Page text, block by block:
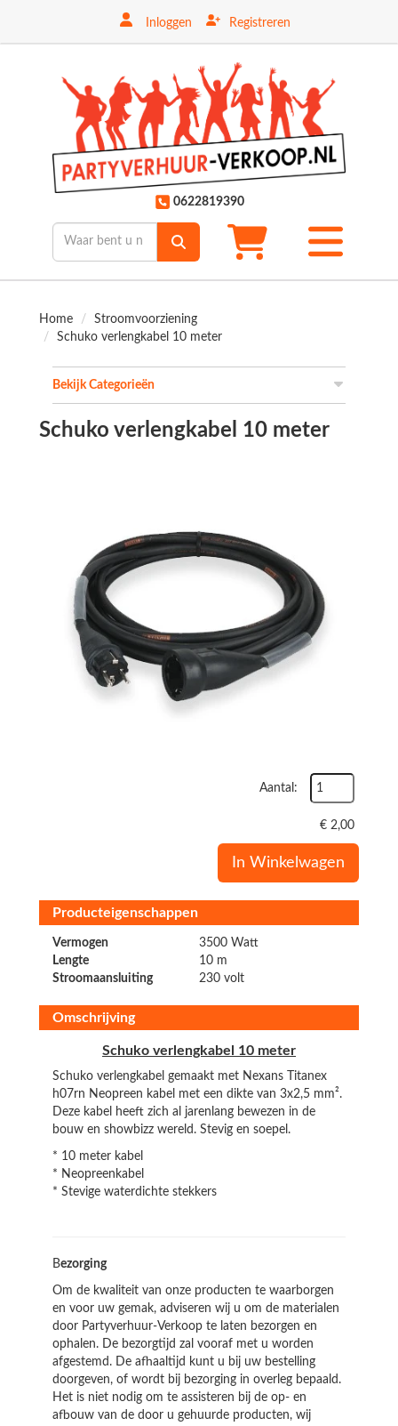
Inloggen Registreren
0622819390
Toggle
menu
Home
Stroomvoorziening
Schuko verlengkabel 10 meter
Bekijk Categorieën
Schuko verlengkabel 10 meter
Aantal:
€ 2,00
In Winkelwagen
Producteigenschappen
Vermogen
3500 Watt
Lengte
10 m
Stroomaansluiting
230 volt
Omschrijving
Schuko verlengkabel 10 meter
Schuko verlengkabel gemaakt met Nexans Titanex
h07rn Neopreen kabel met een dikte van 3x2,5 mm².
Deze kabel heeft zich al jarenlang bewezen in de
bouw en showbizz wereld. Stevig en soepel.
* 10 meter kabel
* Neopreenkabel
* Stevige waterdichte stekkers
Bezorging
Om de kwaliteit van onze producten te waarborgen
en voor uw gemak, adviseren wij u om de materialen
door Partyverhuur-Verkoop te laten bezorgen en
ophalen. De bezorgtijd zal vooraf met u worden
afgestemd. De afhaaltijd kunt u bij uw bestelling
doorgeven, of wordt bij bezorging in overleg bepaald.
Het is niet nodig om te assisteren bij de op- en
afbouw van de door u gehuurde producten, wij